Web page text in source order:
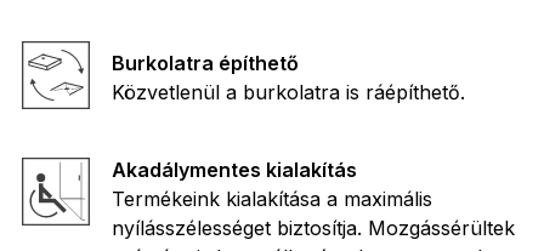
Burkolatra építhető
Közvetlenül a burkolatra is ráépíthető.
Akadálymentes kialakítás
Termékeink kialakítása a maximális
nyílásszélességet biztosítja. Mozgássérültek